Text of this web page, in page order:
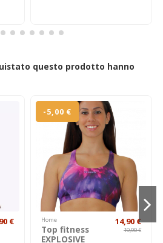
questo prodotto hanno
€
-5,00 €
Home
Top fitness
EXPLOSIVE
14,90 €
19,90 €